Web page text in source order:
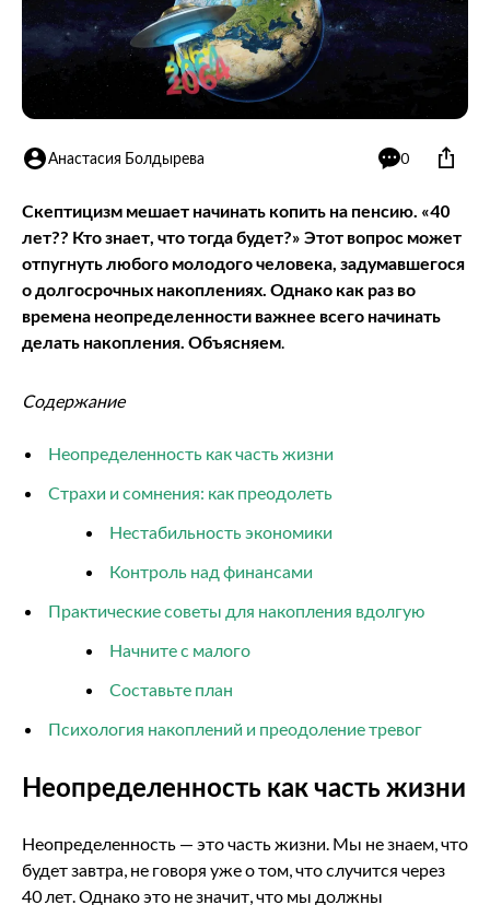
Анастасия Болдырева 0
Скептицизм мешает начинать копить на пенсию. «40
лет?? Кто знает, что тогда будет?» Этот вопрос может
отпугнуть любого молодого человека, задумавшегося
о долгосрочных накоплениях. Однако как раз во
времена неопределенности важнее всего начинать
делать накопления. Объясняем.
Содержание
Неопределенность как часть жизни
Страхи и сомнения: как преодолеть
Нестабильность экономики
Контроль над финансами
Практические советы для накопления вдолгую
Начните с малого
Составьте план
Психология накоплений и преодоление тревог
Неопределенность как часть жизни
Неопределенность — это часть жизни. Мы не знаем, что
будет завтра, не говоря уже о том, что случится через
40 лет. Однако это не значит, что мы должны